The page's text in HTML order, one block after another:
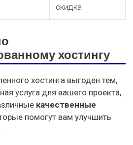
скидка
хостингу
хостинга выгоден тем,
услуга для вашего проекта,
качественные
помогут вам улучшить